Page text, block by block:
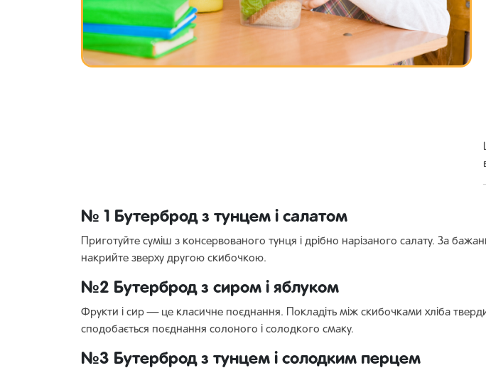
№ 1 Бутерброд з тунцем і салатом
Приготуйте суміш з консервованого тунця і дрібно нарізаного салату. За
накрийте зверху другою скибочкою.
№2 Бутерброд з сиром і яблуком
Фрукти і сир — це класичне поєднання. Покладіть між скибочками хліба
сподобається поєднання солоного і солодкого смаку.
№3 Бутерброд з тунцем і солодким перцем